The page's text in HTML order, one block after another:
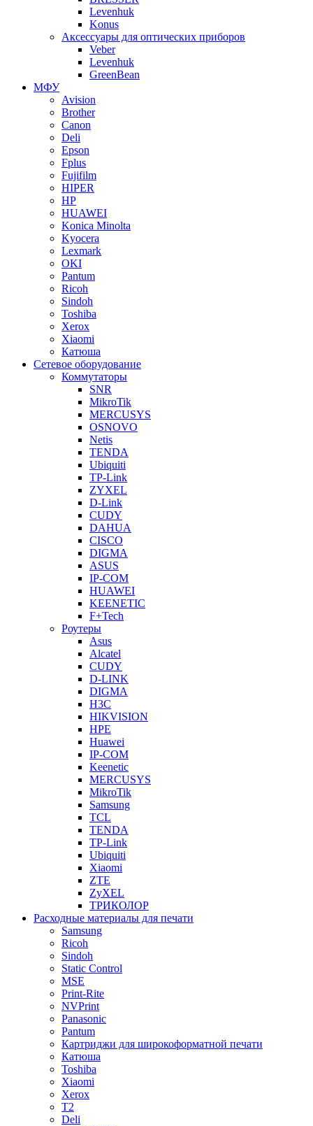
Levenhuk
Konus
Аксессуары для оптических приборов
Veber
Levenhuk
GreenBean
МФУ
Avision
Brother
Canon
Deli
Epson
Fplus
Fujifilm
HIPER
HP
HUAWEI
Konica Minolta
Kyocera
Lexmark
OKI
Pantum
Ricoh
Sindoh
Toshiba
Xerox
Xiaomi
Катюша
Сетевое оборудование
Коммутаторы
SNR
MikroTik
MERCUSYS
OSNOVO
Netis
TENDA
Ubiquiti
TP-Link
ZYXEL
D-Link
CUDY
DAHUA
CISCO
DIGMA
ASUS
IP-COM
HUAWEI
KEENETIC
F+Tech
Роутеры
Asus
Alcatel
CUDY
D-LINK
DIGMA
H3C
HIKVISION
HPE
Huawei
IP-COM
Keenetic
MERCUSYS
MikroTik
Samsung
TCL
TENDA
TP-Link
Ubiquiti
Xiaomi
ZTE
ZyXEL
ТРИКОЛОР
Расходные материалы для печати
Samsung
Ricoh
Sindoh
Static Control
MSE
Print-Rite
NVPrint
Panasonic
Pantum
Картриджи для широкоформатной печати
Катюша
Toshiba
Xiaomi
Xerox
T2
Deli